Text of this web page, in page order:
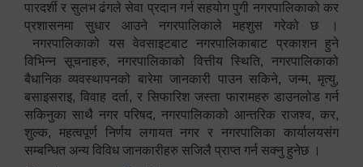
पारदर्शी र सुलभ ढंगले सेवा प्रदान गर्न सहयोग पुगी नगरपालिकाको कर
प्रशासनमा सुधार आउने नगरपालिकाले महशुस गरेको छ ।
नगरपालिकाको यस वेवसाइटबाट नगरपालिकाबाट प्रकाशन हुने
विभिन्न सूचनाहरु, नगरपालिकाको वित्तीय स्थिति, नगरपालिकाको
बैधानिक व्यवस्थापनको बारेमा जानकारी पाउन सकिने, जन्म, मृत्यु,
बसाइसराइ, विवाह दर्ता, र सिफारिश जस्ता फारामहरु डाउनलोड गर्न
सकिनुका साथै नगर परिषद, नगरपालिकाको आन्तरिक राजश्व, कर,
शुल्क, महत्वपूर्ण निर्णय लगायत नगर र नगरपालिका कार्यालयसंग
सम्बन्धित अन्य विविध जानकारीहरु सजिलै प्राप्त गर्न सक्नु हुनेछ ।